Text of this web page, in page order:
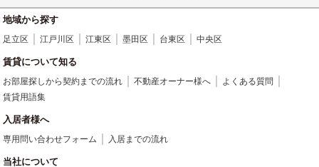
地域から探す
足立区 江戸川区 江東区 墨田区 台東区 中央区
賃貸について知る
お部屋探しから契約までの流れ 不動産オーナー様へ
よくある質問
賃貸用語集
入居者様へ
専用問い合わせフォーム 入居までの流れ
当社について